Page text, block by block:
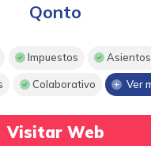
Qonto
Impuestos
Colaborativo Ver
Visitar Web